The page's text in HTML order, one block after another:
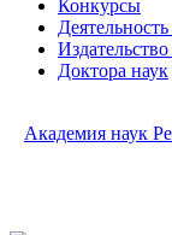
Конкурсы
Доктора наук
Академия наук